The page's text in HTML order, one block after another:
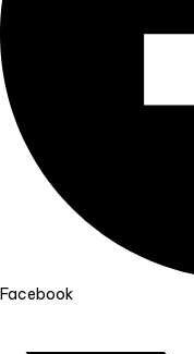
Facebook